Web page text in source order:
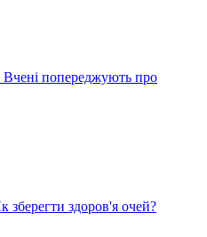
Вчені попереджують про
зберегти здоров'я очей?